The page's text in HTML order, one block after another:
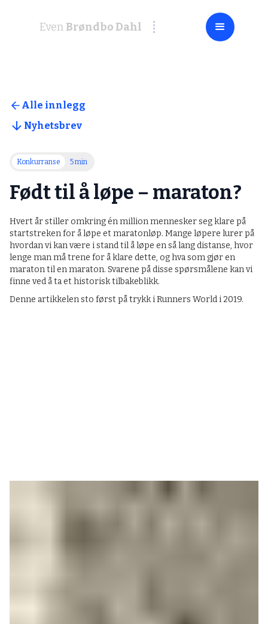
EvenBrøndbo Dahl
Alle innlegg
Nyhetsbrev
Konkurranse 5 min
Født til å løpe – maraton?
Hvert år stiller omkring én million mennesker seg klare på
startstreken for å løpe et maratonløp. Mange løpere lurer på
hvordan vi kan være i stand til å løpe en så lang distanse, hvor
lenge man må trene for å klare dette, og hva som gjør en
maraton til en maraton. Svarene på disse spørsmålene kan vi
finne ved å ta et historisk tilbakeblikk.
Denne artikkelen sto først på trykk i Runners World i 2019.